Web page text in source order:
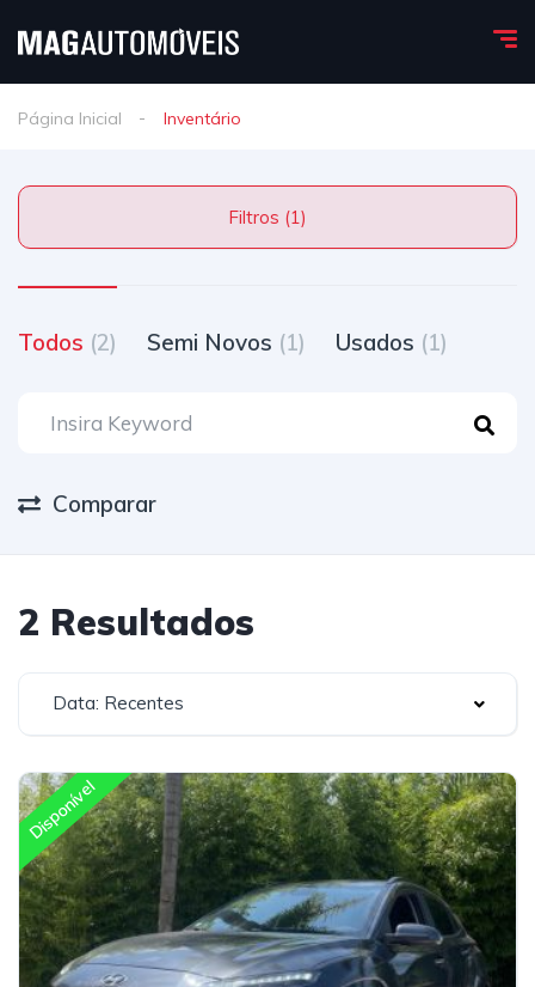
Página Inicial Inventário
Filtros (1)
Todos (2) Semi Novos (1) Usados (1)
Comparar
2 Resultados
Data: Recentes
Disponível